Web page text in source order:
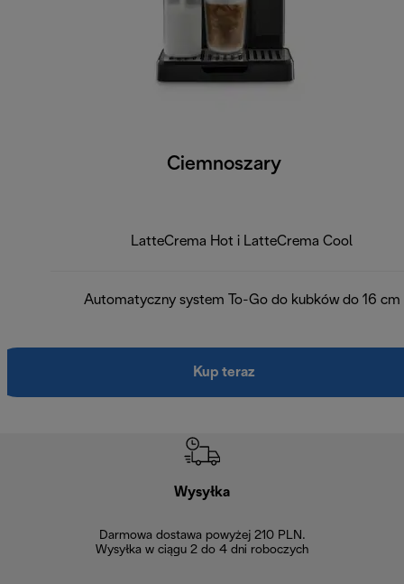
Ciemnoszary
LatteCrema Hot i LatteCrema Cool
Automatyczny system To-Go do kubków do 16 cm
Kup teraz
Wysyłka
Darmowa dostawa powyżej 210 PLN.
Wysyłka w ciągu 2 do 4 dni roboczych